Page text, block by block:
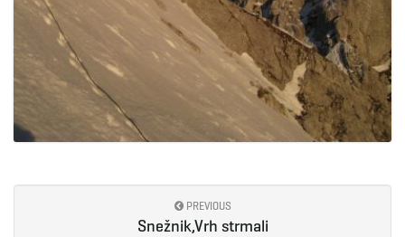
PREVIOUS
Snežnik,Vrh strmali